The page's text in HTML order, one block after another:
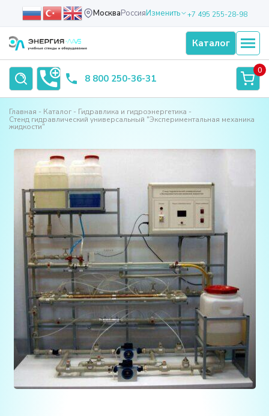
МоскваРоссияИзменить +7 495 255-28-98
Каталог
8 800 250-36-31
0
Главная Каталог
Гидравлика и гидроэнергетика
Стенд гидравлический универсальный "Экспериментальная механика
жидкости"